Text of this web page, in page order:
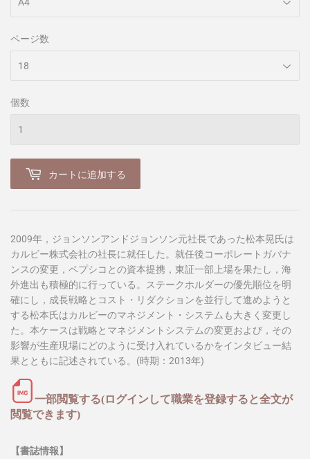
ページ数
個数
カートに追加する
2009年，ジョンソンアンドジョンソン元社長であった松本晃氏は
カルビー株式会社の社長に就任した。就任後コーポレートガバナ
ンスの変更，ペプシコとの資本提携，東証一部上場を果たし，海
外進出も積極的に行っている。ステークホルダーの優先順位を明
確にし，成長戦略とコスト・リダクションを並行して進めようと
する松本氏はカルビーのマネジメント・システムも大きく変更し
た。本ケースは戦略とマネジメントシステムの変更および，その
影響が生産現場にどのように受け入れているかをインタビュー結
果とともに記述されている。(時期：2013年)
一部閲覧する(ログインして職業を登録すると全文が
閲覧できます)
【書誌情報】